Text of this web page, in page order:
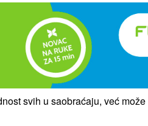
svih u saobraćaju, već